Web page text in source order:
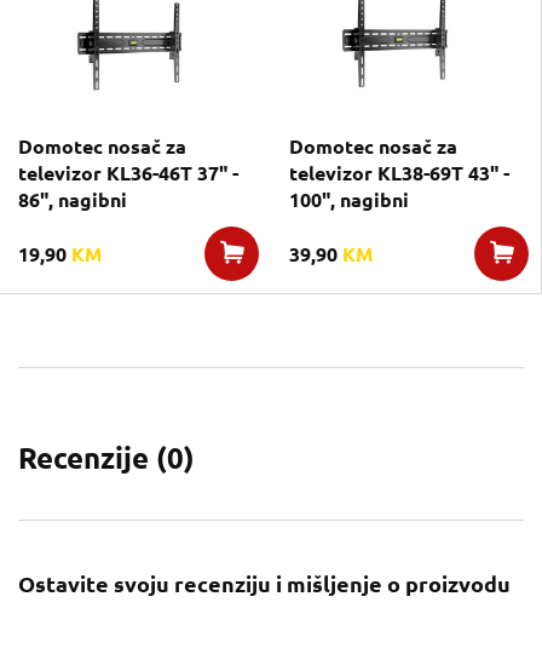
Domotec nosač za
televizor KL36-46T 37" -
86", nagibni
19,90 KM
Domotec nosač za
televizor KL38-69T 43" -
100", nagibni
39,90 KM
Recenzije (0)
Ostavite svoju recenziju i mišljenje o proizvodu